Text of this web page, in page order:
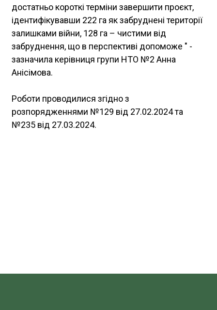
достатньо короткі терміни завершити проєкт,
ідентифікувавши 222 га як забруднені території
залишками війни, 128 га – чистими від
забруднення, що в перспективі допоможе " -
зазначила керівниця групи НТО №2 Анна
Анісімова.
Роботи проводилися згідно з
розпорядженнями №129 від 27.02.2024 та
№235 від 27.03.2024.